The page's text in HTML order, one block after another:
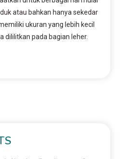
atau bahkan hanya sekedar
ukuran yang lebih kecil
dililitkan pada bagian leher.